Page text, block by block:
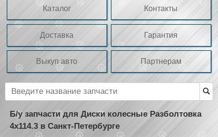
Каталог Контакты
Доставка Гарантия
Выкуп авто Партнерам
Б/у запчасти для Диски колесные Разболтовка
4х114.3 в Санкт-Петербурге